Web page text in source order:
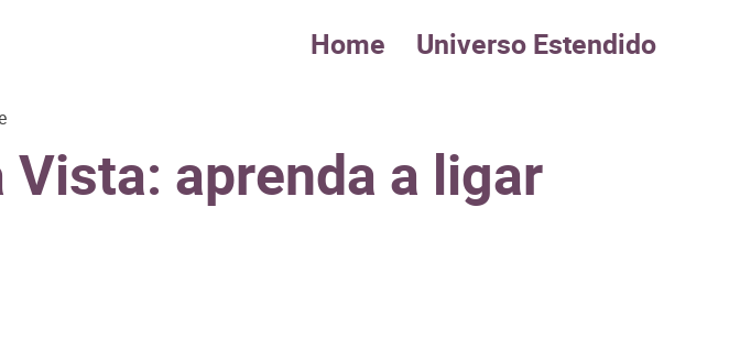
Home Universo Estendido
Vista: aprenda a ligar